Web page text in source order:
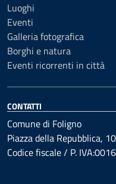
Luoghi
Eventi
Galleria fotografica
Borghi e natura
Eventi ricorrenti in città
CONTATTI
Comune di Foligno
Piazza della Repubblica,
Codice fiscale / P.